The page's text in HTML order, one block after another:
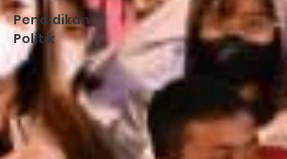
Pendidikan
Politik